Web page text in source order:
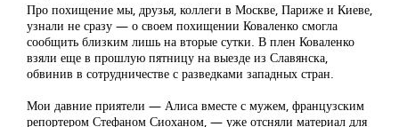
Про похищение мы, друзья, коллеги в Москве, Париже и Киеве,
узнали не сразу — о своем похищении Коваленко смогла
сообщить близким лишь на вторые сутки. В плен Коваленко
взяли еще в прошлую пятницу на выезде из Славянска,
обвинив в сотрудничестве с разведками западных стран.
Мои давние приятели — Алиса вместе с мужем, французским
репортером Стефаном Сиоханом, — уже отсняли материал для